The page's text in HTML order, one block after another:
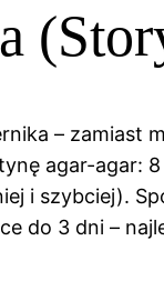
– zamiast
agar-agar:
i szybciej).
do 3 dni –